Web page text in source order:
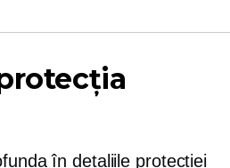
în detaliile protecției